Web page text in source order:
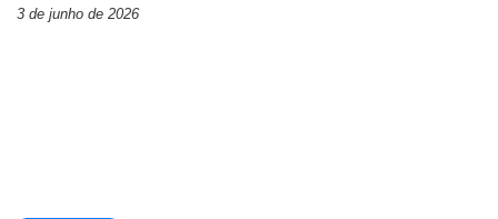
3 de junho de 2026